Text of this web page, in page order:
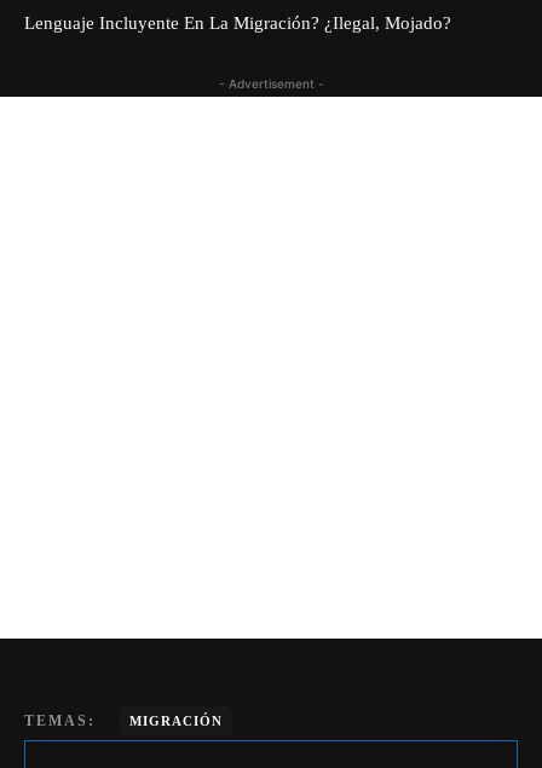
Lenguaje Incluyente En La Migración? ¿Ilegal, Mojado?
- Advertisement -
TEMAS: MIGRACIÓN